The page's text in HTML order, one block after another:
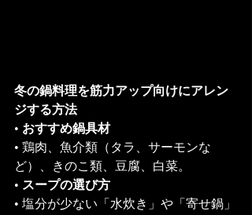
冬の鍋料理を筋力アップ向けにアレン
ジする方法
• おすすめ鍋具材
• 鶏肉、魚介類（タラ、サーモンな
ど）、きのこ類、豆腐、白菜。
• スープの選び方
• 塩分が少ない「水炊き」や「寄せ鍋」